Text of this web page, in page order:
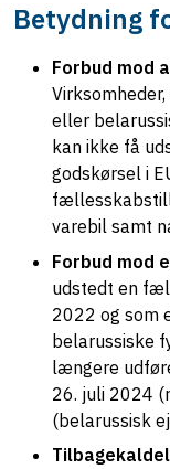
Betydning
Forbud mod
eller
kan ikke få
godskørsel i
varebil samt
Forbud mod
udstedt en
2022 og som
belarussiske
længere
26. juli 2024
(belarussisk